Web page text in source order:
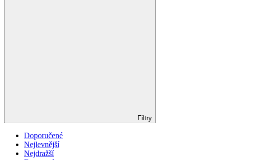
Filtry
Doporučené
Nejlevnější
Nejdražší